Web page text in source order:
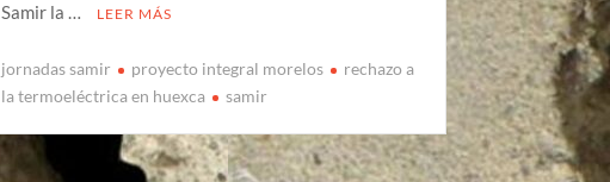
Samir la …
LEER MÁS
jornadas samir proyecto integral morelos
rechazo a
la termoeléctrica en huexca
samir